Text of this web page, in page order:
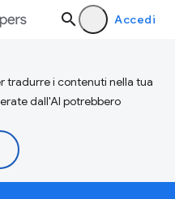
Accedi
tradurre i contenuti nella tua
dall'AI potrebbero